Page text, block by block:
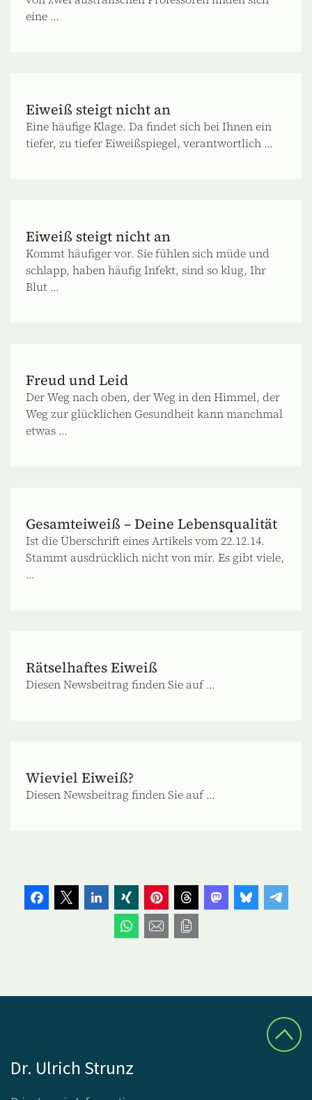
eine ...
Eiweiß steigt nicht an
Eine häufige Klage. Da findet sich bei Ihnen ein
tiefer, zu tiefer Eiweißspiegel, verantwortlich ...
Eiweiß steigt nicht an
Kommt häufiger vor. Sie fühlen sich müde und
schlapp, haben häufig Infekt, sind so klug, Ihr
Blut ...
Freud und Leid
Der Weg nach oben, der Weg in den Himmel, der
Weg zur glücklichen Gesundheit kann manchmal
etwas ...
Gesamteiweiß – Deine Lebensqualität
Ist die Überschrift eines Artikels vom 22.12.14.
Stammt ausdrücklich nicht von mir. Es gibt viele,
...
Rätselhaftes Eiweiß
Diesen Newsbeitrag finden Sie auf ...
Wieviel Eiweiß?
Diesen Newsbeitrag finden Sie auf ...
Dr. Ulrich Strunz